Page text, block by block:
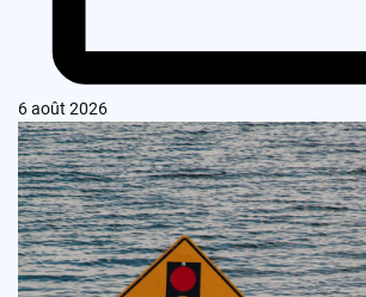
6 août 2026